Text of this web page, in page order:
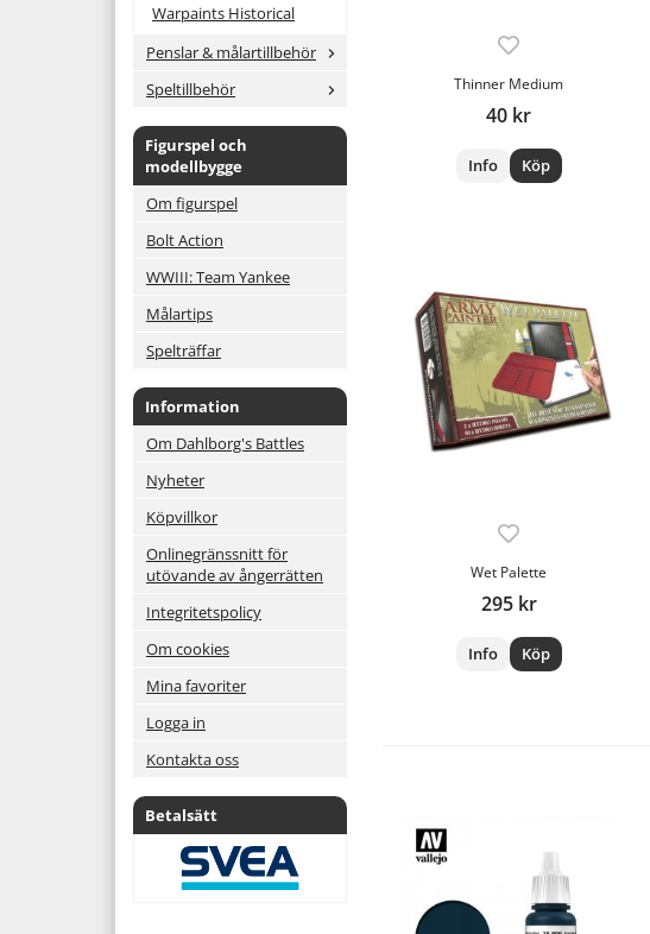
Warpaints Historical
Penslar & målartillbehör
Speltillbehör
Figurspel och
modellbygge
Om figurspel
Bolt Action
WWIII: Team Yankee
Målartips
Spelträffar
Information
Om Dahlborg's Battles
Nyheter
Köpvillkor
Onlinegränssnitt för
utövande av ångerrätten
Integritetspolicy
Om cookies
Mina favoriter
Logga in
Kontakta oss
Betalsätt
Thinner Medium
40 kr
Info Köp
Wet Palette
295 kr
Info Köp